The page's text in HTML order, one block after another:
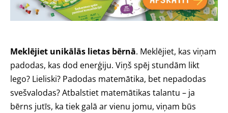
Meklējiet unikālās lietas bērnā. Meklējiet, kas viņam
padodas, kas dod enerģiju. Viņš spēj stundām likt
lego? Lieliski? Padodas matemātika, bet nepadodas
svešvalodas? Atbalstiet matemātikas talantu – ja
bērns jutīs, ka tiek galā ar vienu jomu, viņam būs